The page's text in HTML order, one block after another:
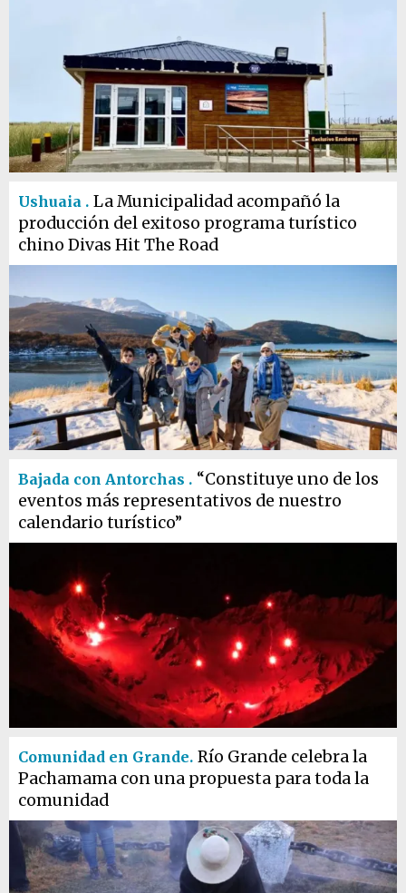
Ushuaia . La Municipalidad acompañó la
producción del exitoso programa turístico
chino Divas Hit The Road
Bajada con Antorchas . “Constituye uno de los
eventos más representativos de nuestro
calendario turístico”
Comunidad en Grande. Río Grande celebra la
Pachamama con una propuesta para toda la
comunidad